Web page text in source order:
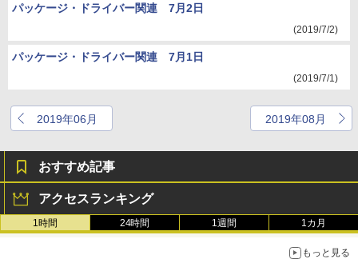
パッケージ・ドライバー関連 7月2日
(2019/7/2)
パッケージ・ドライバー関連 7月1日
(2019/7/1)
2019年06月 2019年08月
おすすめ記事
アクセスランキング
1時間 24時間 1週間 1カ月
もっと見る